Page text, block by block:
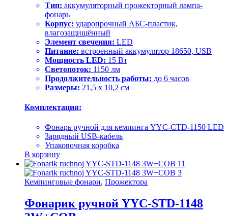
Тип: аккумуляторный прожекторный лампа-
фонарь
Корпус: ударопрочный АБС-пластик,
влагозащищённый
Элемент свечения: LED
Питание: встроенный аккумулятор 18650, USB
Мощность LED: 15 Вт
Светопоток: 1150 лм
Продолжительность работы: до 6 часов
Размеры: 21,5 x 10,2 см
Комплектация:
Фонарь ручной для кемпинга YYC-CTD-1150 LED
Зарядный USB-кабель
Упаковочная коробка
В корзину
Кемпинговые фонари, Прожектора
Фонарик ручной YYC-STD-1148